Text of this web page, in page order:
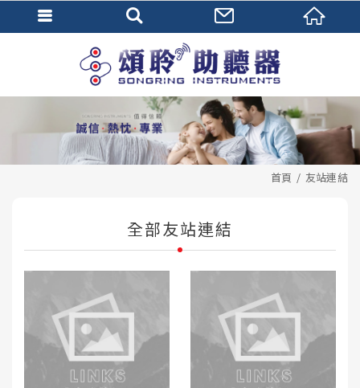
首頁 友站連結
全部友站連結